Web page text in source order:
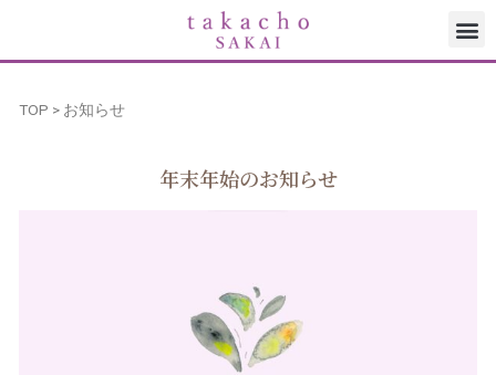
TOP > お知らせ
年末年始のお知らせ